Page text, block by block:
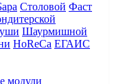
Столовой Фаст
Шаурмишной
HoReCa ЕГАИС
модули